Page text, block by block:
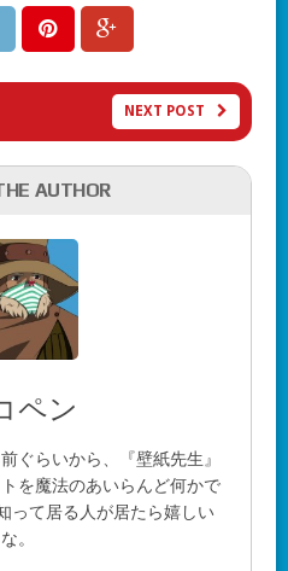
NEXT POST
AUTHOR
ペン
ぐらいから、『壁紙先生』
を魔法のあいらんど何かで
って居る人が居たら嬉しい
な。